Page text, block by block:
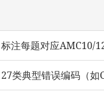
标注每题对应AMC10/
27类典型错误编码（如